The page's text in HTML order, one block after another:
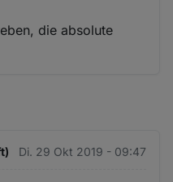
die absolute
Di. 29 Okt 2019 - 09:47